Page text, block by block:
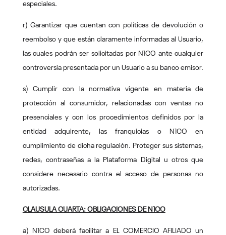
especiales.
r) Garantizar que cuentan con políticas de devolución o
reembolso y que están claramente informadas al Usuario,
las cuales podrán ser solicitadas por N1CO ante cualquier
controversia presentada por un Usuario a su banco emisor.
s) Cumplir con la normativa vigente en materia de
protección al consumidor, relacionadas con ventas no
presenciales y con los procedimientos definidos por la
entidad adquirente, las franquicias o N1CO en
cumplimiento de dicha regulación. Proteger sus sistemas,
redes, contraseñas a la Plataforma Digital u otros que
considere necesario contra el acceso de personas no
autorizadas.
CLAUSULA CUARTA: OBLIGACIONES DE N1CO
a) N1CO deberá facilitar a EL COMERCIO AFILIADO un